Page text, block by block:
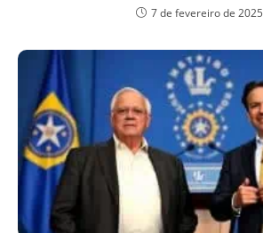
7 de fevereiro de 2025